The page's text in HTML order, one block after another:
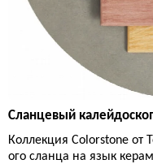
Сланцевый
Коллекция Colorstone от
ого сланца на язык